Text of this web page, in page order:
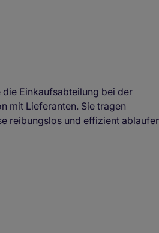
Einkaufsabteilung bei der
mit Lieferanten. Sie tragen
reibungslos und effizient